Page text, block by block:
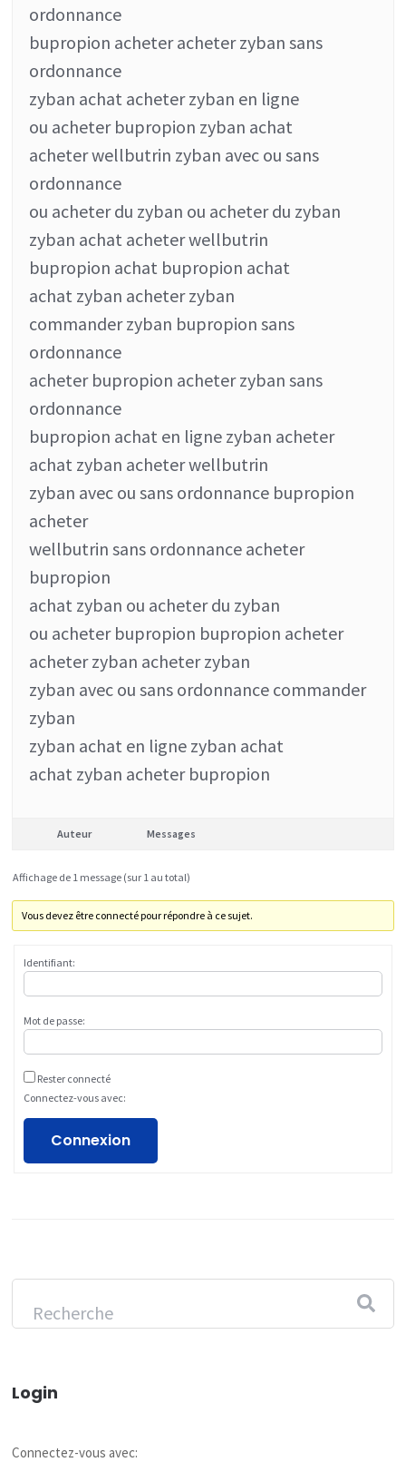
ordonnance
bupropion acheter acheter zyban sans
ordonnance
zyban achat acheter zyban en ligne
ou acheter bupropion zyban achat
acheter wellbutrin zyban avec ou sans
ordonnance
ou acheter du zyban ou acheter du zyban
zyban achat acheter wellbutrin
bupropion achat bupropion achat
achat zyban acheter zyban
commander zyban bupropion sans
ordonnance
acheter bupropion acheter zyban sans
ordonnance
bupropion achat en ligne zyban acheter
achat zyban acheter wellbutrin
zyban avec ou sans ordonnance bupropion
acheter
wellbutrin sans ordonnance acheter
bupropion
achat zyban ou acheter du zyban
ou acheter bupropion bupropion acheter
acheter zyban acheter zyban
zyban avec ou sans ordonnance commander
zyban
zyban achat en ligne zyban achat
achat zyban acheter bupropion
Auteur Messages
Affichage de 1 message (sur 1 au total)
Vous devez être connecté pour répondre à ce sujet.
Identifiant:
Mot de passe:
Rester connecté
Connectez-vous avec:
Connexion
Login
Connectez-vous avec: